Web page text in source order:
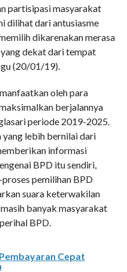
partisipasi masyarakat
dilihat dari antusiasme
dikarenakan merasa
dekat dari tempat
(20/01/19).
oleh para
berjalannya
periode 2019-2025.
yang lebih bernilai dari
informasi
BPD itu sendiri,
pemilihan BPD
suara keterwakilan
banyak masyarakat
BPD.
Cepat